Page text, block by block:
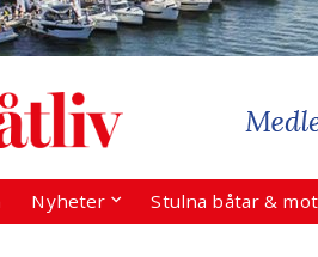
Nyheter Stulna båtar &